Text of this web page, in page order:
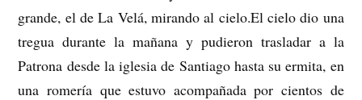
grande, el de La Velá, mirando al cielo.El cielo dio una
tregua durante la mañana y pudieron trasladar a la
Patrona desde la iglesia de Santiago hasta su ermita, en
una romería que estuvo acompañada por cientos de